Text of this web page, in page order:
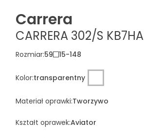
Carrera
CARRERA 302/S KB7HA
Rozmiar:59 15-148
Kolor:transparentny
Materiał oprawki:Tworzywo
Kształt oprawek:Aviator